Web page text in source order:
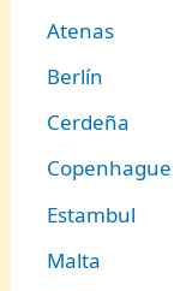
Atenas
Berlín
Cerdeña
Copenhague
Estambul
Malta